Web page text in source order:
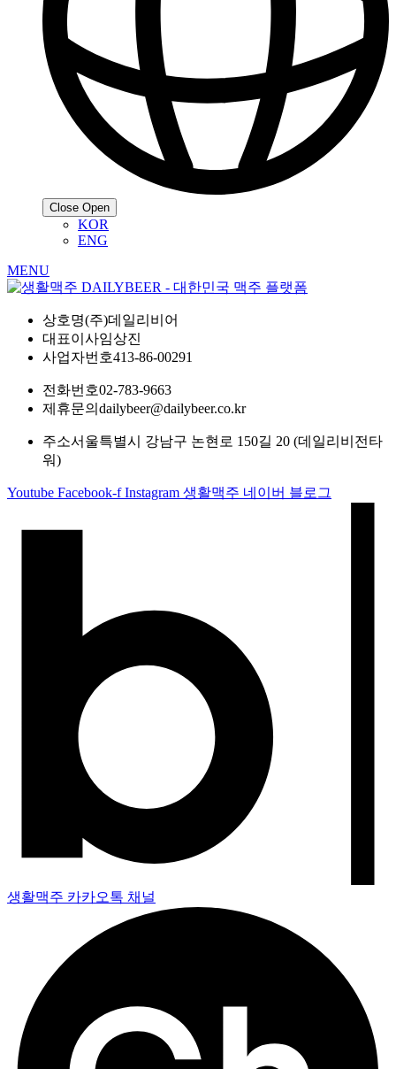
Close Open
KOR
ENG
MENU
상호명(주)데일리비어
대표이사임상진
사업자번호413-86-00291
전화번호02-783-9663
제휴문의 dailybeer@dailybeer.co.kr
주소서울특별시 강남구 논현로 150길 20 (데일리비전타
워)
Youtube Facebook-f Instagram 생활맥주 네이버 블로그
생활맥주 카카오톡 채널